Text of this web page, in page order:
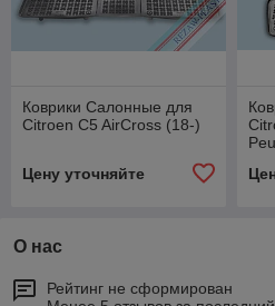
Коврики Салонные для
Citroen C5 AirCross (18-)
Цену уточняйте
О нас
Рейтинг не сформирован